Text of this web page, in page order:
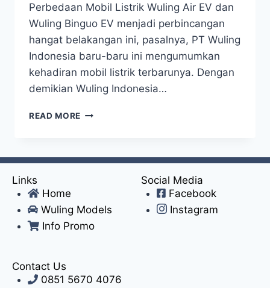
Perbedaan Mobil Listrik Wuling Air EV dan
Wuling Binguo EV menjadi perbincangan
hangat belakangan ini, pasalnya, PT Wuling
Indonesia baru-baru ini mengumumkan
kehadiran mobil listrik terbarunya. Dengan
demikian Wuling Indonesia…
READ MORE
Links
Home
Wuling Models
Info Promo
Social Media
Facebook
Instagram
Contact Us
0851 5670 4076